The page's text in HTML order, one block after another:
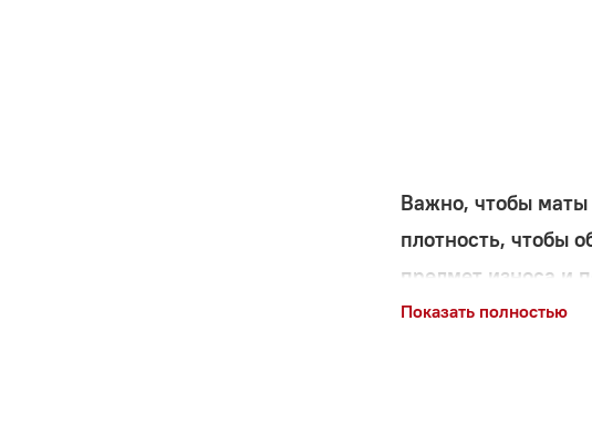
Важно, чтобы
плотность, чтобы
предмет износа и
Показать полностью